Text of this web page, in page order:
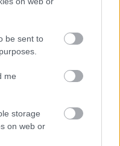
be sent to
me
storage
on web or
amelyek a